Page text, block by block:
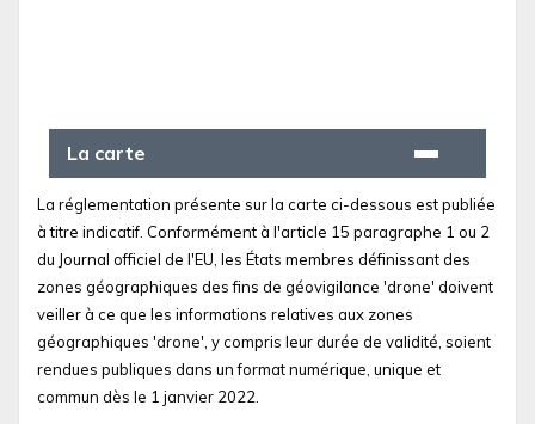
La carte
La réglementation présente sur la carte ci-dessous est publiée
à titre indicatif. Conformément à l'article 15 paragraphe 1 ou 2
du Journal officiel de l'EU, les États membres définissant des
zones géographiques des fins de géovigilance 'drone' doivent
veiller à ce que les informations relatives aux zones
géographiques 'drone', y compris leur durée de validité, soient
rendues publiques dans un format numérique, unique et
commun dès le 1 janvier 2022.